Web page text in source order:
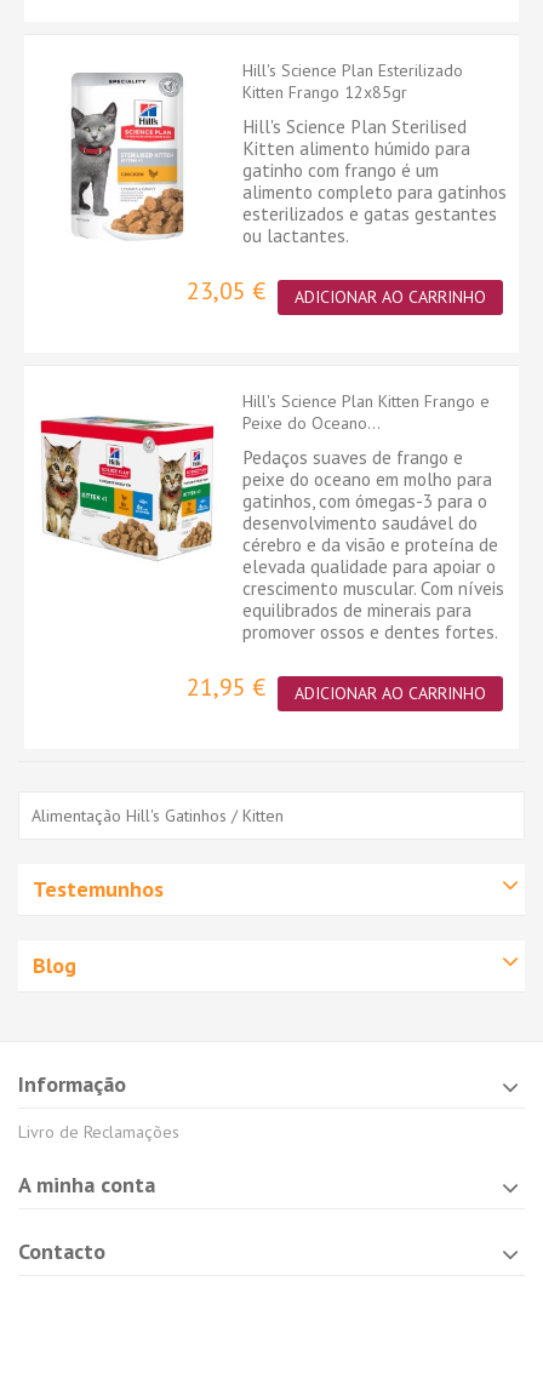
Hill's Science Plan Esterilizado
Kitten Frango 12x85gr
Hill's Science Plan Sterilised
Kitten alimento húmido para
gatinho com frango é um
alimento completo para gatinhos
esterilizados e gatas gestantes
ou lactantes.
23,05 € ADICIONAR AO CARRINHO
Hill's Science Plan Kitten Frango e
Peixe do Oceano...
Pedaços suaves de frango e
peixe do oceano em molho para
gatinhos, com ómegas-3 para o
desenvolvimento saudável do
cérebro e da visão e proteína de
elevada qualidade para apoiar o
crescimento muscular. Com níveis
equilibrados de minerais para
promover ossos e dentes fortes.
21,95 € ADICIONAR AO CARRINHO
Alimentação Hill's Gatinhos / Kitten
Testemunhos
Blog
Informação
Livro de Reclamações
A minha conta
Contacto